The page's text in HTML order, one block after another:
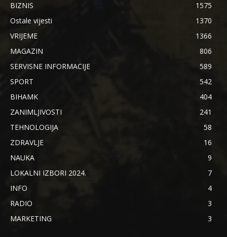
BIZNIS
1575
Ostale vijesti
1370
VRIJEME
1366
MAGAZIN
806
SERVISNE INFORMACIJE
589
SPORT
542
BIHAMK
404
ZANIMLJIVOSTI
241
TEHNOLOGIJA
58
ZDRAVLJE
16
NAUKA
9
LOKALNI IZBORI 2024.
7
INFO
4
RADIO
3
MARKETING
3